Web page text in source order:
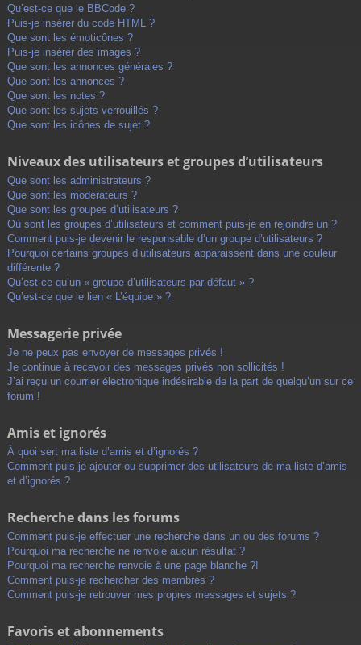
Qu’est-ce que le BBCode ?
Puis-je insérer du code HTML ?
Que sont les émoticônes ?
Puis-je insérer des images ?
Que sont les annonces générales ?
Que sont les annonces ?
Que sont les notes ?
Que sont les sujets verrouillés ?
Que sont les icônes de sujet ?
Niveaux des utilisateurs et groupes d’utilisateurs
Que sont les administrateurs ?
Que sont les modérateurs ?
Que sont les groupes d’utilisateurs ?
Où sont les groupes d’utilisateurs et comment puis-je en rejoindre un ?
Comment puis-je devenir le responsable d’un groupe d’utilisateurs ?
Pourquoi certains groupes d’utilisateurs apparaissent dans une couleur
différente ?
Qu’est-ce qu’un « groupe d’utilisateurs par défaut » ?
Qu’est-ce que le lien « L’équipe » ?
Messagerie privée
Je ne peux pas envoyer de messages privés !
Je continue à recevoir des messages privés non sollicités !
J’ai reçu un courrier électronique indésirable de la part de quelqu’un sur ce
forum !
Amis et ignorés
À quoi sert ma liste d’amis et d’ignorés ?
Comment puis-je ajouter ou supprimer des utilisateurs de ma liste d’amis
et d’ignorés ?
Recherche dans les forums
Comment puis-je effectuer une recherche dans un ou des forums ?
Pourquoi ma recherche ne renvoie aucun résultat ?
Pourquoi ma recherche renvoie à une page blanche ?!
Comment puis-je rechercher des membres ?
Comment puis-je retrouver mes propres messages et sujets ?
Favoris et abonnements